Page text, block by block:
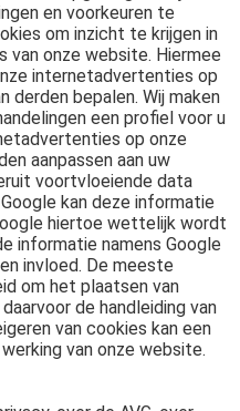
en voorkeuren te
om inzicht te krijgen in
van onze website. Hiermee
internetadvertenties op
derden bepalen. Wij maken
een profiel voor u
op onze
aanpassen aan uw
voortvloeiende data
kan deze informatie
hiertoe wettelijk wordt
informatie namens Google
invloed. De meeste
om het plaatsen van
de handleiding van
van cookies kan een
van onze website.